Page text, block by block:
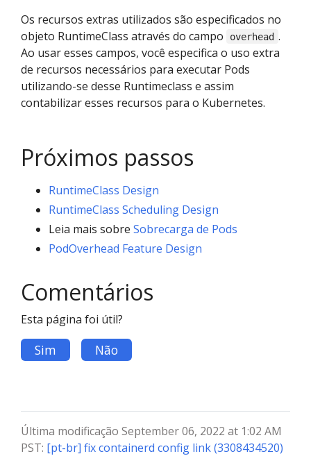
Os recursos extras utilizados são especificados no
objeto RuntimeClass através do campo
overhead .
Ao usar esses campos, você especifica o uso extra
de recursos necessários para executar Pods
utilizando-se desse Runtimeclass e assim
contabilizar esses recursos para o Kubernetes.
Próximos passos
RuntimeClass Design
RuntimeClass Scheduling Design
Leia mais sobre Sobrecarga de Pods
PodOverhead Feature Design
Comentários
Esta página foi útil?
Sim Não
Última modificação September 06, 2022 at 1:02 AM
PST: [pt-br] fix containerd config link (3308434520)